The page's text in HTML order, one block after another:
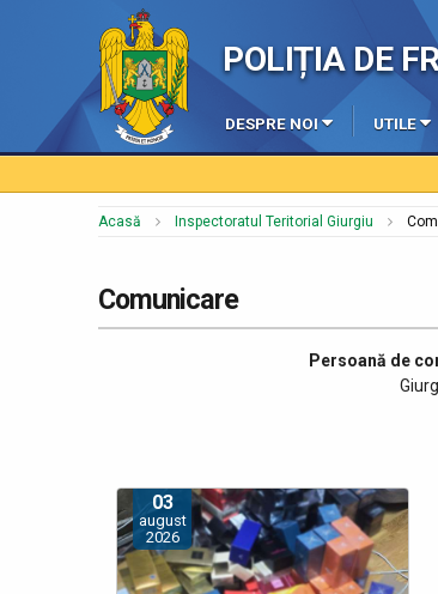
POLIȚIA DE
DESPRE NOI UTILE
Acasă Inspectoratul Teritorial Giurgiu
Comunicare
Persoană de
03
august
2026